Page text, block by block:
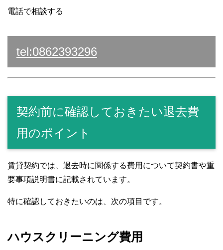
電話で相談する
tel:0862393296
契約前に確認しておきたい退去費
用のポイント
賃貸契約では、退去時に関係する費用について契約書や重
要事項説明書に記載されています。
特に確認しておきたいのは、次の項目です。
ハウスクリーニング費用